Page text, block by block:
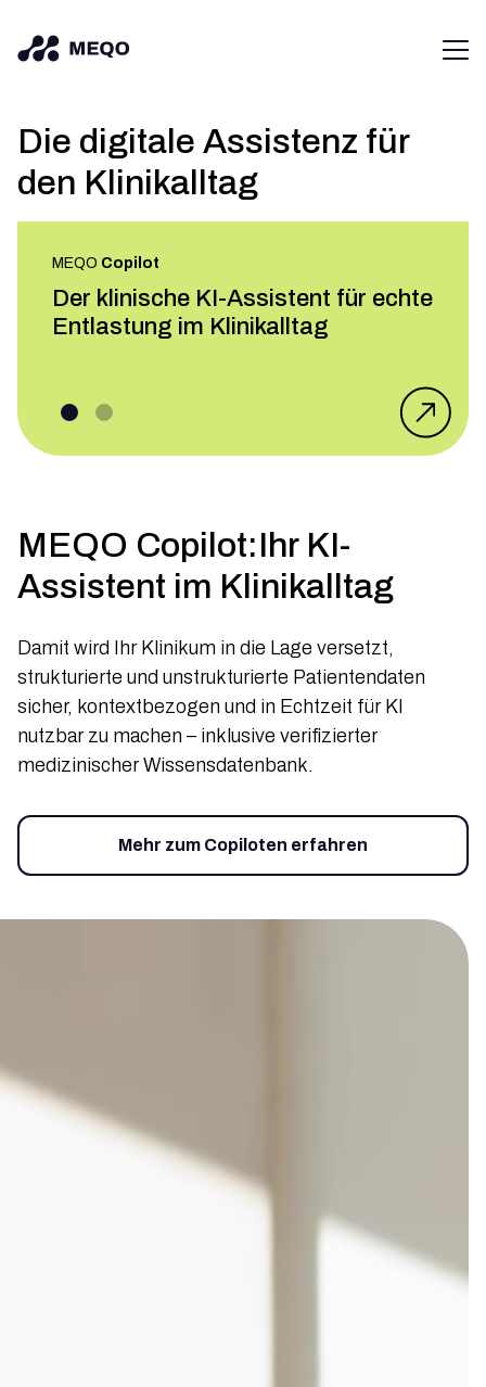
Die digitale Assistenz für
den Klinikalltag
MEQO Copilot
Der klinische KI-Assistent für echte
Entlastung im Klinikalltag
MEQO Copilot:Ihr KI-
Assistent im Klinikalltag
Damit wird Ihr Klinikum in die Lage versetzt,
strukturierte und unstrukturierte Patientendaten
sicher, kontextbezogen und in Echtzeit für KI
nutzbar zu machen – inklusive verifizierter
medizinischer Wissensdatenbank.
Mehr zum Copiloten erfahren